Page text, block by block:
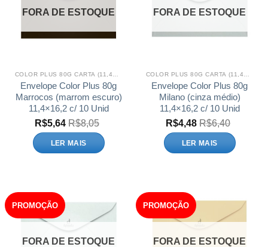
FORA DE ESTOQUE
Envelope Color Plus 80g
Marrocos (marrom escuro)
11,4×16,2 c/ 10 Unid
R$5,64 R$8,05
LER MAIS
FORA DE ESTOQUE
Envelope Color Plus 80g
Milano (cinza médio)
11,4×16,2 c/ 10 Unid
R$4,48 R$6,40
LER MAIS
PROMOÇÃO
FORA DE ESTOQUE
PROMOÇÃO
FORA DE ESTOQUE